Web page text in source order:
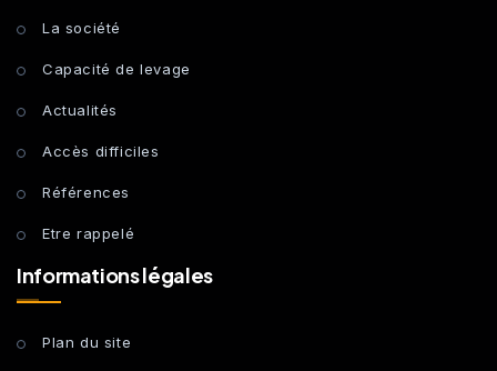
La société
Capacité de levage
Actualités
Accès difficiles
Références
Etre rappelé
Informations légales
Plan du site